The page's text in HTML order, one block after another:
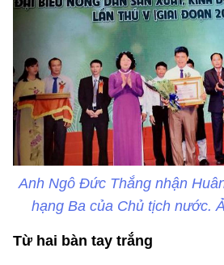
Anh Ngô Đức Thắng nhận
hạng Ba của Chủ tịch nước.
Từ hai bàn tay trắng